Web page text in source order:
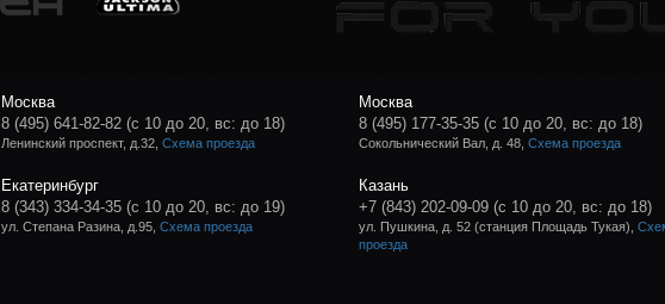
Москва
8 (495) 641-82-82 (с 10 до 20, вс: до 18)
Ленинский проспект, д.32, Схема проезда
Москва
8 (495) 177-35-35 (с 10 до 20, вс: до 18)
Сокольнический Вал, д. 48,Схема проезда
Екатеринбург
8 (343) 334-34-35 (с 10 до 20, вс: до 19)
ул. Степана Разина, д.95, Схема проезда
Казань
+7 (843) 202-09-09 (с 10 до 20, вс: до 18)
ул. Пушкина, д. 52 (станция Площадь Тукая),
проезда